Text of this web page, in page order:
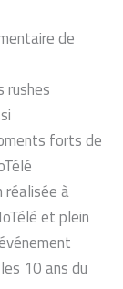
de
rushes
forts de
réalisée à
et plein
10 ans du